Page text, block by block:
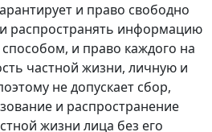
и право свободно
распространять информацию
и право каждого на
частной жизни, личную и
не допускает сбор,
и распространение
жизни лица без его